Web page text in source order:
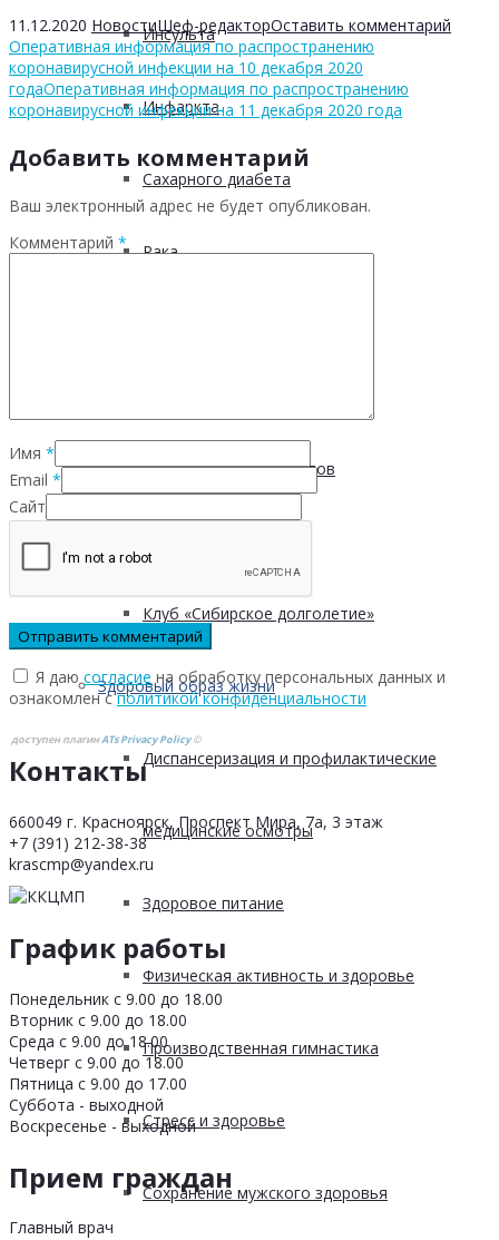
Инсульта
Инфаркта
Сахарного диабета
Рака
Безопасность пациентов
Клуб «Сибирское долголетие»
Здоровый образ жизни
Диспансеризация и профилактические
медицинские осмотры
Здоровое питание
Физическая активность и здоровье
Производственная гимнастика
Стресс и здоровье
Сохранение мужского здоровья
11.12.2020 НовостиШеф-редакторОставить комментарий
Оперативная информация по распространению
коронавирусной инфекции на 10 декабря 2020
годаОперативная информация по распространению
коронавирусной инфекции на 11 декабря 2020 года
Добавить комментарий
Ваш электронный адрес не будет опубликован.
Комментарий *
Имя *
Email *
Сайт
Я даюсогласие на обработку персональных данных и
ознакомлен сполитикой конфиденциальности
доступен плагинATs Privacy Policy©
Контакты
660049 г. Красноярск, Проспект Мира, 7а, 3 этаж
+7 (391) 212-38-38
krascmp@yandex.ru
График работы
Понедельник с 9.00 до 18.00
Вторник с 9.00 до 18.00
Среда с 9.00 до 18.00
Четверг с 9.00 до 18.00
Пятница с 9.00 до 17.00
Суббота - выходной
Воскресенье - выходной
Прием граждан
Главный врач